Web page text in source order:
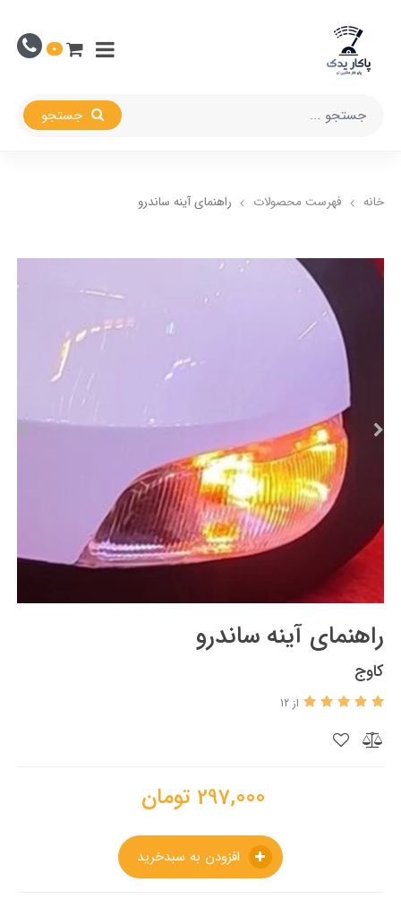
0
خانه فهرست محصولات راهنمای آینه ساندرو
راهنمای آینه ساندرو
کاوج
از 12
297,000 تومان